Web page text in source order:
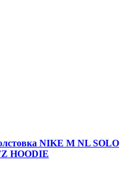
NIKE M NL SOLO
HOODIE